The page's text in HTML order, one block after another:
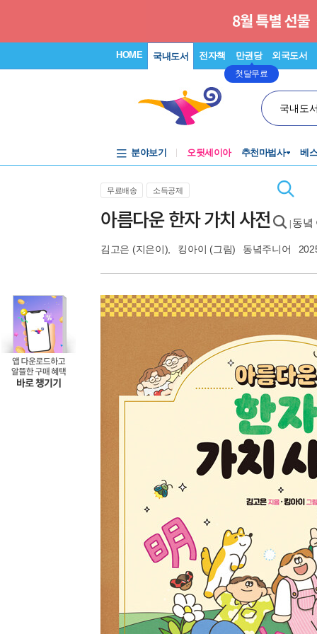
HOME 국내도서 전자책 만권당
첫달무료
외국도서
국내도
분야보기 오뒷세이아 추천마법사 베
무료배송 소득공제
아름다운 한자 가치 사전 동녘
김고은 (지은이), 킹아이 (그림) 동녘주니어